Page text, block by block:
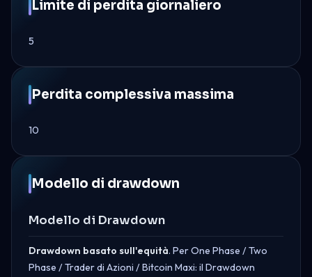
Limite di perdita giornaliero
5
Perdita complessiva massima
10
Modello di drawdown
Modello di Drawdown
Drawdown basato sull'equità. Per One Phase / Two
Phase / Trader di Azioni / Bitcoin Maxi: il Drawdown